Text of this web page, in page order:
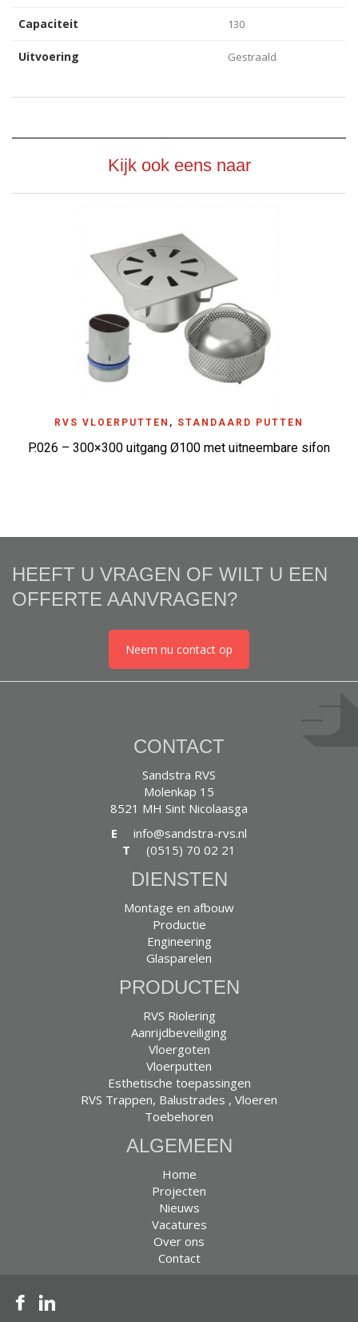
Capaciteit 130
Uitvoering Gestraald
Kijk ook eens naar
RVS VLOERPUTTEN , STANDAARD PUTTEN
P.026 – 300×300 uitgang Ø100 met uitneembare sifon
HEEFT U VRAGEN OF WILT U EEN
OFFERTE AANVRAGEN?
Neem nu contact op
CONTACT
Sandstra RVS
Molenkap 15
8521 MH Sint Nicolaasga
E info@sandstra-rvs.nl
T (0515) 70 02 21
DIENSTEN
Montage en afbouw
Productie
Engineering
Glasparelen
PRODUCTEN
RVS Riolering
Aanrijdbeveiliging
Vloergoten
Vloerputten
Esthetische toepassingen
RVS Trappen, Balustrades , Vloeren
Toebehoren
ALGEMEEN
Home
Projecten
Nieuws
Vacatures
Over ons
Contact